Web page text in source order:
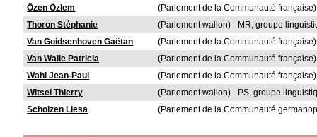
Özen Özlem
(Parlement de la Communauté
Thoron Stéphanie
(Parlement wallon) - MR, groupe
Van Goidsenhoven Gaëtan
(Parlement de la Communauté
Van Walle Patricia
(Parlement de la Communauté
Wahl Jean-Paul
(Parlement de la Communauté
Witsel Thierry
(Parlement wallon) - PS, groupe
Scholzen Liesa
(Parlement de la Communauté